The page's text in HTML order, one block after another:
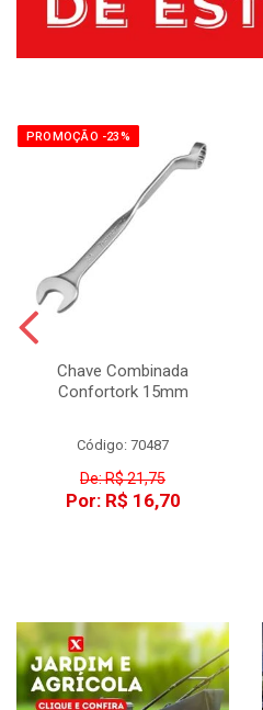
PROMOÇÃO -23%
Chave Combinada
Confortork 15mm
Código: 70487
De: R$ 21,75
Por: R$ 16,70